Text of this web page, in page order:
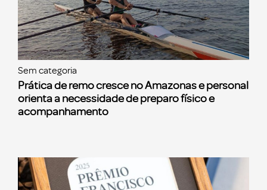
Sem categoria
Prática de remo cresce no Amazonas e personal
orienta a necessidade de preparo físico e
acompanhamento